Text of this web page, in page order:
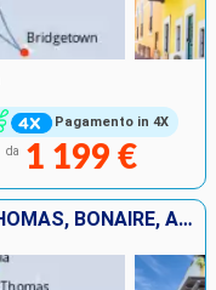
Pagamento in 4X
da 1 199 €
PORTORICO, TORTOLA, SAINT THOMAS, BONAIRE, ARUBA